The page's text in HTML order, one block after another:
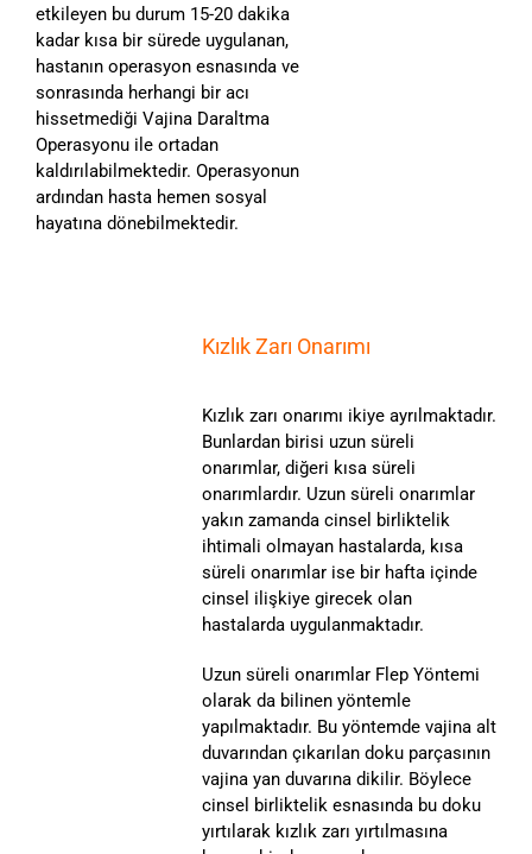
etkileyen bu durum 15-20 dakika
kadar kısa bir sürede uygulanan,
hastanın operasyon esnasında ve
sonrasında herhangi bir acı
hissetmediği Vajina Daraltma
Operasyonu ile ortadan
kaldırılabilmektedir. Operasyonun
ardından hasta hemen sosyal
hayatına dönebilmektedir.
Kızlık Zarı Onarımı
Kızlık zarı onarımı ikiye ayrılmaktadır.
Bunlardan birisi uzun süreli
onarımlar, diğeri kısa süreli
onarımlardır. Uzun süreli onarımlar
yakın zamanda cinsel birliktelik
ihtimali olmayan hastalarda, kısa
süreli onarımlar ise bir hafta içinde
cinsel ilişkiye girecek olan
hastalarda uygulanmaktadır.
Uzun süreli onarımlar Flep Yöntemi
olarak da bilinen yöntemle
yapılmaktadır. Bu yöntemde vajina alt
duvarından çıkarılan doku parçasının
vajina yan duvarına dikilir. Böylece
cinsel birliktelik esnasında bu doku
yırtılarak kızlık zarı yırtılmasına